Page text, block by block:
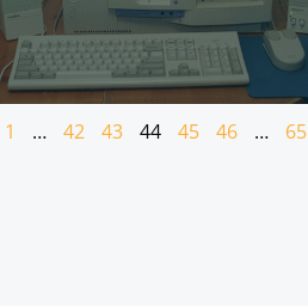
1 … 42 43 44 45 46 … 65